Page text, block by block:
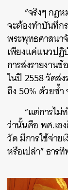
“จริงๆ กฎ
จะต้องทำบันทึก
พระพุทธศาสนา
เพียงแค่แนวปฏิ
การส่งรายงาน
ในปี 2558 วัดส่
ถึง 50% ด้วยซ้
“แต่การไ
ว่านั้นคือ พศ.เอ
วัด มีการใช้จ่าย
หรือเปล่า” ธาร